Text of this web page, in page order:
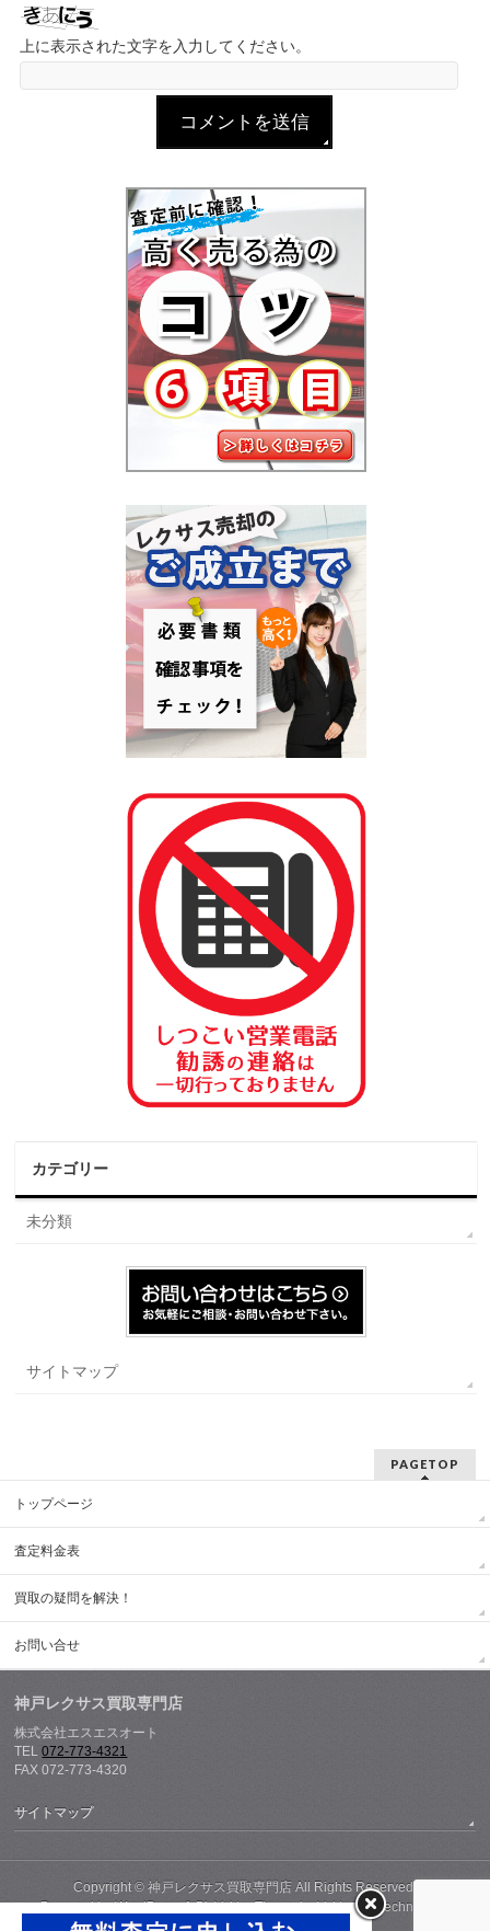
上に表示された文字を入力してください。
カテゴリー
未分類
サイトマップ
PAGETOP
トップページ
査定料金表
買取の疑問を解決！
お問い合せ
神戸レクサス買取専門店
株式会社エスエスオート
TEL072-773-4321
FAX 072-773-4320
サイトマップ
Copyright © 神戸レクサス買取専門店All Rights Reserved.
Powered byWordPress&BizVektor ThemebyVektor,Inc. technology.